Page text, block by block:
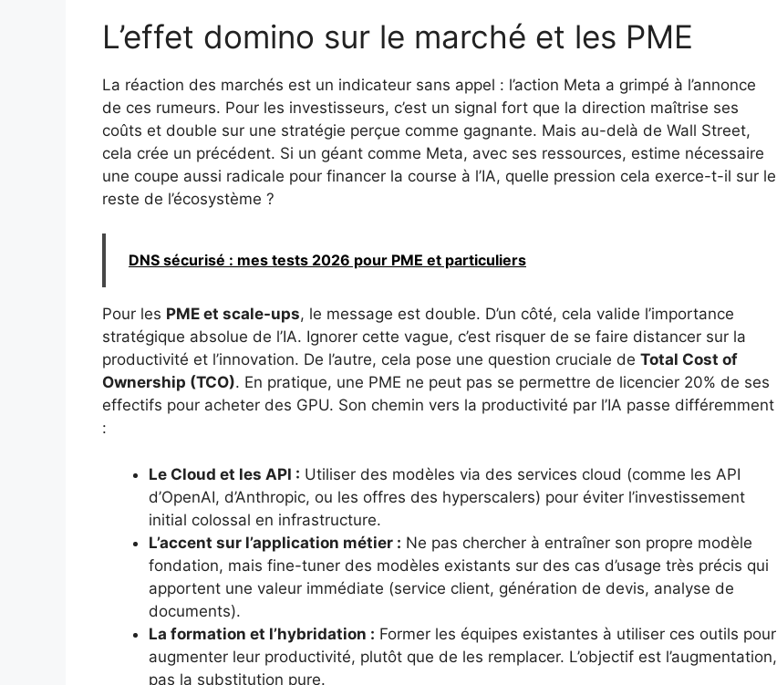
L’effet domino sur le marché et les PME
La réaction des marchés est un indicateur sans appel : l’action Meta a grimpé à l’annonce
de ces rumeurs. Pour les investisseurs, c’est un signal fort que la direction maîtrise ses
coûts et double sur une stratégie perçue comme gagnante. Mais au-delà de Wall Street,
cela crée un précédent. Si un géant comme Meta, avec ses ressources, estime nécessaire
une coupe aussi radicale pour financer la course à l’IA, quelle pression cela exerce-t-il sur le
reste de l’écosystème ?
DNS sécurisé : mes tests 2026 pour PME et particuliers
Pour les PME et scale-ups, le message est double. D’un côté, cela valide l’importance
stratégique absolue de l’IA. Ignorer cette vague, c’est risquer de se faire distancer sur la
productivité et l’innovation. De l’autre, cela pose une question cruciale de Total Cost of
Ownership (TCO). En pratique, une PME ne peut pas se permettre de licencier 20% de ses
effectifs pour acheter des GPU. Son chemin vers la productivité par l’IA passe différemment
:
Le Cloud et les API : Utiliser des modèles via des services cloud (comme les API
d’OpenAI, d’Anthropic, ou les offres des hyperscalers) pour éviter l’investissement
initial colossal en infrastructure.
L’accent sur l’application métier : Ne pas chercher à entraîner son propre modèle
fondation, mais fine-tuner des modèles existants sur des cas d’usage très précis qui
apportent une valeur immédiate (service client, génération de devis, analyse de
documents).
La formation et l’hybridation : Former les équipes existantes à utiliser ces outils pour
augmenter leur productivité, plutôt que de les remplacer. L’objectif est l’augmentation,
pas la substitution pure.